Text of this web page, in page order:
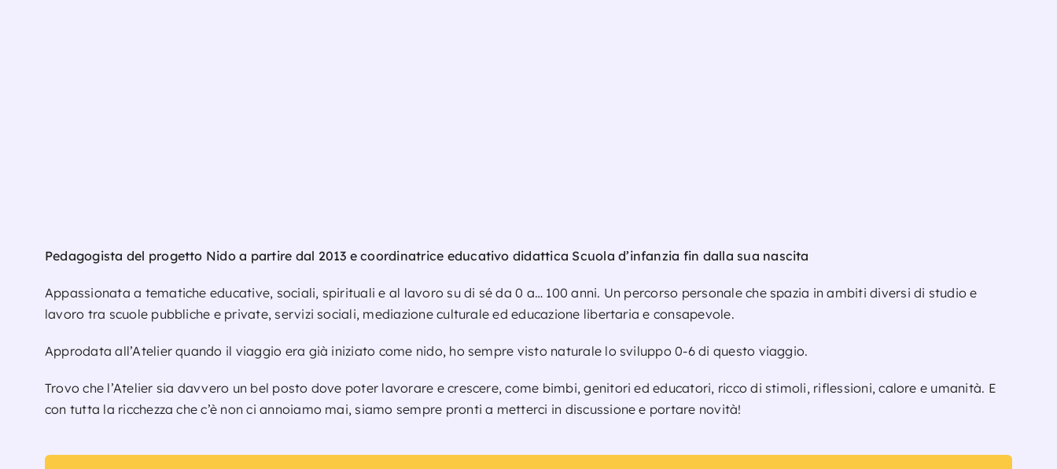
Pedagogista del progetto Nido a partire dal 2013 e coordinatrice educativo didattica Scuola d’infanzia fin dalla sua nascita
Appassionata a tematiche educative, sociali, spirituali e al lavoro su di sé da 0 a… 100 anni. Un percorso personale che spazia in ambiti diversi di studio e
lavoro tra scuole pubbliche e private, servizi sociali, mediazione culturale ed educazione libertaria e consapevole.
Approdata all’Atelier quando il viaggio era già iniziato come nido, ho sempre visto naturale lo sviluppo 0-6 di questo viaggio.
Trovo che l’Atelier sia davvero un bel posto dove poter lavorare e crescere, come bimbi, genitori ed educatori, ricco di stimoli, riflessioni, calore e umanità. E
con tutta la ricchezza che c’è non ci annoiamo mai, siamo sempre pronti a metterci in discussione e portare novità!